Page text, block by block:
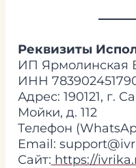
Реквизиты
ИП Ярмолинская
ИНН
Адрес: 190121, г.
Мойки, д. 112
Телефон
Email:
Сайт: https://